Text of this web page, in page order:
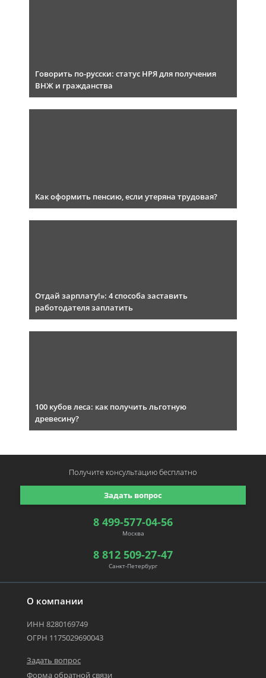
Говорить по-русски: статус НРЯ для получения
ВНЖ и гражданства
Как оформить пенсию, если утеряна трудовая?
Отдай зарплату!»: 4 способа заставить
работодателя заплатить
100 кубов леса: как получить льготную
древесину?
О компании
ИНН 8280169749
ОГРН 1175029690043
Задать вопрос
Форма обратной связи
8 499-577-04-56
Москва
8 812 509-27-47
Санкт-Петербург
Задать вопрос
Получите консультациюбесплатно